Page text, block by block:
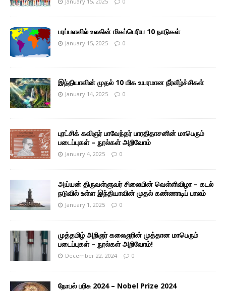
பரப்பளவில் உலகின் மிகப்பெரிய 10 நாடுகள்
January 15, 2025 0
இந்தியாவின் முதல் 10 மிக உயரமான நீர்வீழ்ச்சிகள்
January 14, 2025 0
புரட்சிக் கவிஞர் பாவேந்தர் பாரதிதாசனின் மாபெரும்
படைப்புகள் – நூல்கள் அறிவோம்
January 4, 2025 0
அய்யன் திருவள்ளுவர் சிலையின் வெள்ளிவிழா – கடல்
நடுவில் உள்ள இந்தியாவின் முதல் கண்ணாடிப் பாலம்
January 1, 2025 0
முத்தமிழ் அறிஞர் கலைஞரின் முத்தான மாபெரும்
படைப்புகள் – நூல்கள் அறிவோம்!
December 22, 2024 0
நோபல் பரிசு 2024 – Nobel Prize 2024